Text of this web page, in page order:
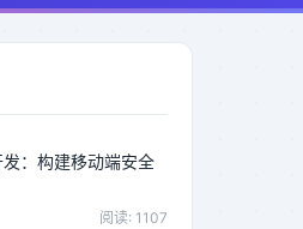
：构建移动端安全
阅读: 1107